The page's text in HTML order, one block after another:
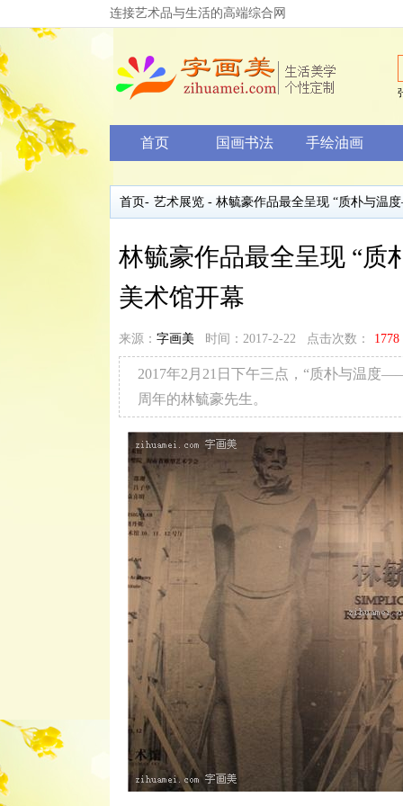
连接艺术品与生活的高端综合网
首页 国画书法 手绘油画
首页- 艺术展览 - 林毓豪作品最全呈现 “质朴与温
林毓豪作品最全呈现 “
美术馆开幕
来源： 字画美 时间：2017-2-22 点击次数： 1778
2017年2月21日下午三点，“质朴与温度
周年的林毓豪先生。